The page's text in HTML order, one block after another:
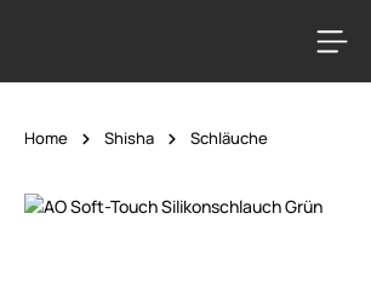
Home Shisha Schläuche
Bildergalerie überspringen